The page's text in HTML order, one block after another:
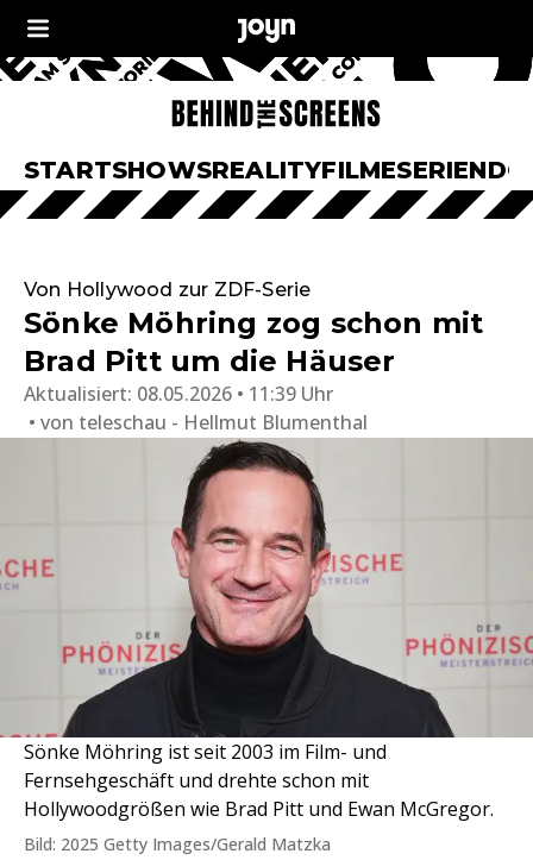
STARTSHOWSREALITYFILMESERIEN
Von Hollywood zur ZDF-Serie
Sönke Möhring zog schon mit
Brad Pitt um die Häuser
Aktualisiert: 08.05.2026 • 11:39 Uhr
von teleschau - Hellmut Blumenthal
Sönke Möhring ist seit 2003 im Film- und
Fernsehgeschäft und drehte schon mit
Hollywoodgrößen wie Brad Pitt und Ewan McGregor.
Bild: 2025 Getty Images/Gerald Matzka